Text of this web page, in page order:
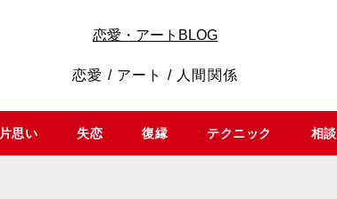
恋愛・アートBLOG
恋愛 / アート / 人間関係
片思い 失恋 復縁 テクニック 相談